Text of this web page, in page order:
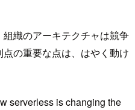
織のアーキテクチャは競争
点の重要な点は、はやく動け
serverless is changing the